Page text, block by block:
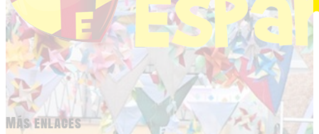
Más enlaces